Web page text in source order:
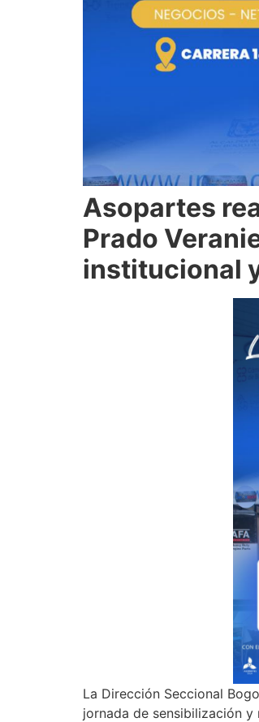
Asopartes
Prado
institucional
La Dirección Seccional
jornada de sensibilización